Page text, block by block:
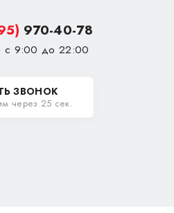
970-40-78
с 9:00 до 22:00
ЗВОНОК
через 25 сек.